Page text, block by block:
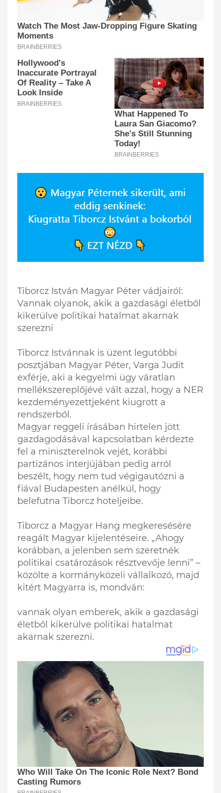
Tiborcz István Magyar Péter vádjairól:
Vannak olyanok, akik a gazdasági életből
kikerülve politikai hatalmat akarnak
szerezni
Tiborcz Istvánnak is üzent legutóbbi
posztjában Magyar Péter, Varga Judit
exférje, aki a kegyelmi ügy váratlan
mellékszereplőjévé vált azzal, hogy a NER
kezdeményezettjeként kiugrott a
rendszerből.
Magyar reggeli írásában hirtelen jött
gazdagodásával kapcsolatban kérdezte
fel a miniszterelnök vejét, korábbi
partizános interjújában pedig arról
beszélt, hogy nem tud végigautózni a
fiával Budapesten anélkül, hogy
belefutna Tiborcz hoteljeibe.
Tiborcz a Magyar Hang megkeresésére
reagált Magyar kijelentéseire. „Ahogy
korábban, a jelenben sem szeretnék
politikai csatározások résztvevője lenni” –
közölte a kormányközeli vállalkozó, majd
kitért Magyarra is, mondván:
vannak olyan emberek, akik a gazdasági
életből kikerülve politikai hatalmat
akarnak szerezni.